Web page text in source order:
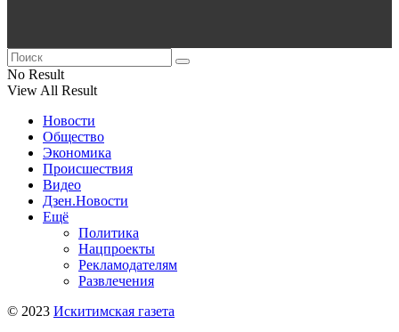
No Result
View All Result
Новости
Общество
Экономика
Происшествия
Видео
Дзен.Новости
Ещё
Политика
Нацпроекты
Рекламодателям
Развлечения
© 2023 Искитимская газета